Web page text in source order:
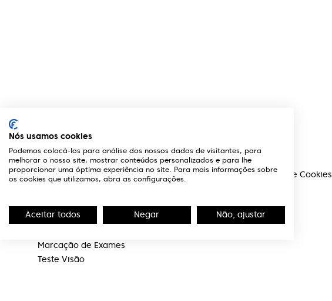
A Optivisão
Sobre Nós
Portal de Denúncias
Rede Lojas
Marcação de Exames
Teste Visão
Livro de reclamações
Política de Privacidade e Cookies
Nós usamos cookies
Podemos colocá-los para análise dos nossos dados de visitantes, para
melhorar o nosso site, mostrar conteúdos personalizados e para lhe
proporcionar uma óptima experiência no site. Para mais informações sobre
os cookies que utilizamos, abra as configurações.
Aceitar todos Negar Não, ajustar